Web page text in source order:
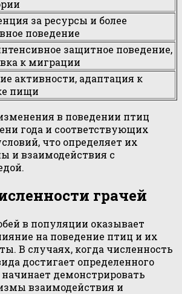
за ресурсы и более
поведение
защитное поведение,
к миграции
активности, адаптация к
пищи
в поведении птиц
года и соответствующих
что определяет их
и взаимодействия с
грачей
в популяции оказывает
на поведение птиц и их
В случаях, когда численность
достигает определенного
демонстрировать
взаимодействия и